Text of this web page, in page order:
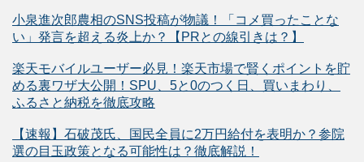
小泉進次郎農相のSNS投稿が物議！「コメ買ったことな
い」発言を超える炎上か？【PRとの線引きは？】
楽天モバイルユーザー必見！楽天市場で賢くポイントを貯
める裏ワザ大公開！SPU、5と0のつく日、買いまわり、
ふるさと納税を徹底攻略
【速報】石破茂氏、国民全員に2万円給付を表明か？参院
選の目玉政策となる可能性は？徹底解説！